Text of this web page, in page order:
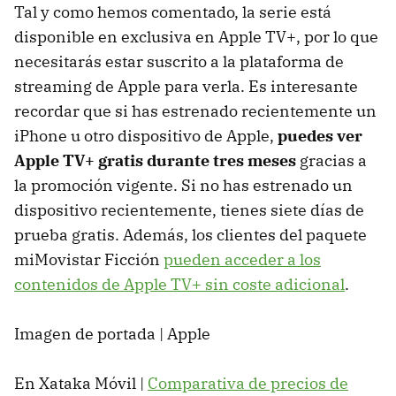
Tal y como hemos comentado, la serie está
disponible en exclusiva en Apple TV+, por lo que
necesitarás estar suscrito a la plataforma de
streaming de Apple para verla. Es interesante
recordar que si has estrenado recientemente un
iPhone u otro dispositivo de Apple, puedes ver
Apple TV+ gratis durante tres meses gracias a
la promoción vigente. Si no has estrenado un
dispositivo recientemente, tienes siete días de
prueba gratis. Además, los clientes del paquete
miMovistar Ficción pueden acceder a los
contenidos de Apple TV+ sin coste adicional.
Imagen de portada | Apple
En Xataka Móvil | Comparativa de precios de